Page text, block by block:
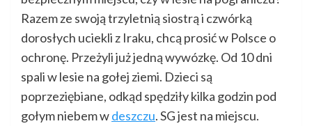
Razem ze swoją trzyletnią siostrą i czwórką
dorosłych uciekli z Iraku, chcą prosić w Polsce o
ochronę. Przeżyli już jedną wywózkę. Od 10 dni
spali w lesie na gołej ziemi. Dzieci są
poprzeziębiane, odkąd spędziły kilka godzin pod
gołym niebem wdeszczu. SG jest na miejscu.